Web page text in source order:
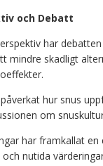
och Debatt
har
mindre skadligt
hur snus
om
har framkallat
nutida